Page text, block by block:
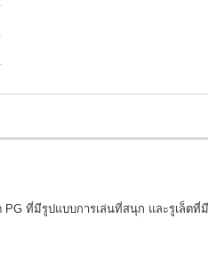
ที่มีรูปแบบการเล่นที่สนุก และรูเล็